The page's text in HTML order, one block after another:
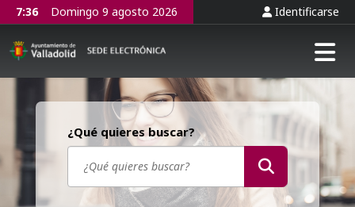
7:36 Domingo 9 agosto 2026 Identificarse
¿Qué quieres buscar?